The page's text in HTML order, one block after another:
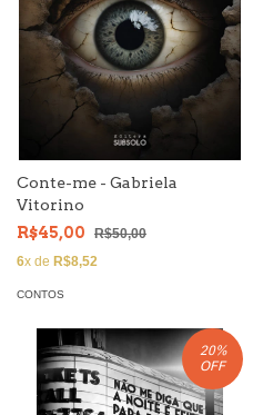
Conte-me - Gabriela
Vitorino
R$45,00
R$50,00
6x de R$8,52
CONTOS
20%
OFF